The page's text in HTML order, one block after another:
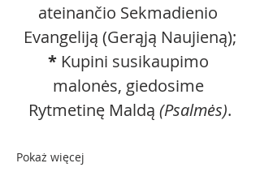
ateinančio Sekmadienio
Evangeliją (Gerąją Naujieną);
* Kupini susikaupimo
malonės, giedosime
Rytmetinę Maldą (Psalmės).
Pokaż więcej